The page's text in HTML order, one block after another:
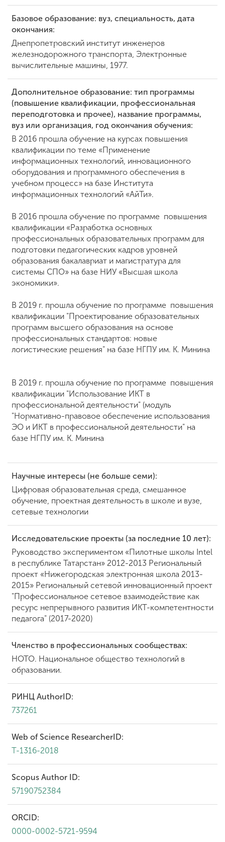
Базовое образование: вуз, специальность, дата
окончания:
Днепропетровский институт инженеров
железнодорожного транспорта, Электронные
вычислительные машины, 1977.
Дополнительное образование: тип программы
(повышение квалификации, профессиональная
переподготовка и прочее), название программы,
вуз или организация, год окончания обучения:
В 2016 прошла обучение на курсах повышения
квалификации по теме «Применение
информационных технологий, инновационного
оборудования и программного обеспечения в
учебном процесс» на базе Института
информационных технологий «АйТи».
В 2016 прошла обучение по программе повышения
квалификации «Разработка основных
профессиональных образовательных программ для
подготовки педагогических кадров уровней
образования бакалавриат и магистратура для
системы СПО» на базе НИУ «Высшая школа
экономики».
В 2019 г. прошла обучение по программе повышения
квалификации "Проектирование образовательных
программ высшего образования на основе
профессиональных стандартов: новые
логистические решения" на базе НГПУ им. К. Минина
В 2019 г. прошла обучение по программе повышения
квалификации "Использование ИКТ в
профессиональной деятельности" (модуль
"Нормативно-правовое обеспечение использования
ЭО и ИКТ в профессиональной деятельности" на
базе НГПУ им. К. Минина
Научные интересы (не больше семи):
Цифровая образовательная среда, смешанное
обучение, проектная деятельность в школе и вузе,
сетевые технологии
Исследовательские проекты (за последние 10 лет):
Руководство экспериментом «Пилотные школы Intel
в республике Татарстан» 2012-2013 Региональный
проект «Нижегородская электронная школа 2013-
2015» Региональный сeтевой инновационный проект
"Профессиональное сетевое взаимодействие как
ресурс непрерывного развития ИКТ-компетентности
педагога" (2017-2020)
Членство в профессиональных сообществах:
НОТО. Национальное общество технологий в
образовании.
РИНЦ AuthorID:
737261
Web of Science ResearcherID:
T-1316-2018
Scopus Author ID:
57190752384
ORCID:
0000-0002-5721-9594